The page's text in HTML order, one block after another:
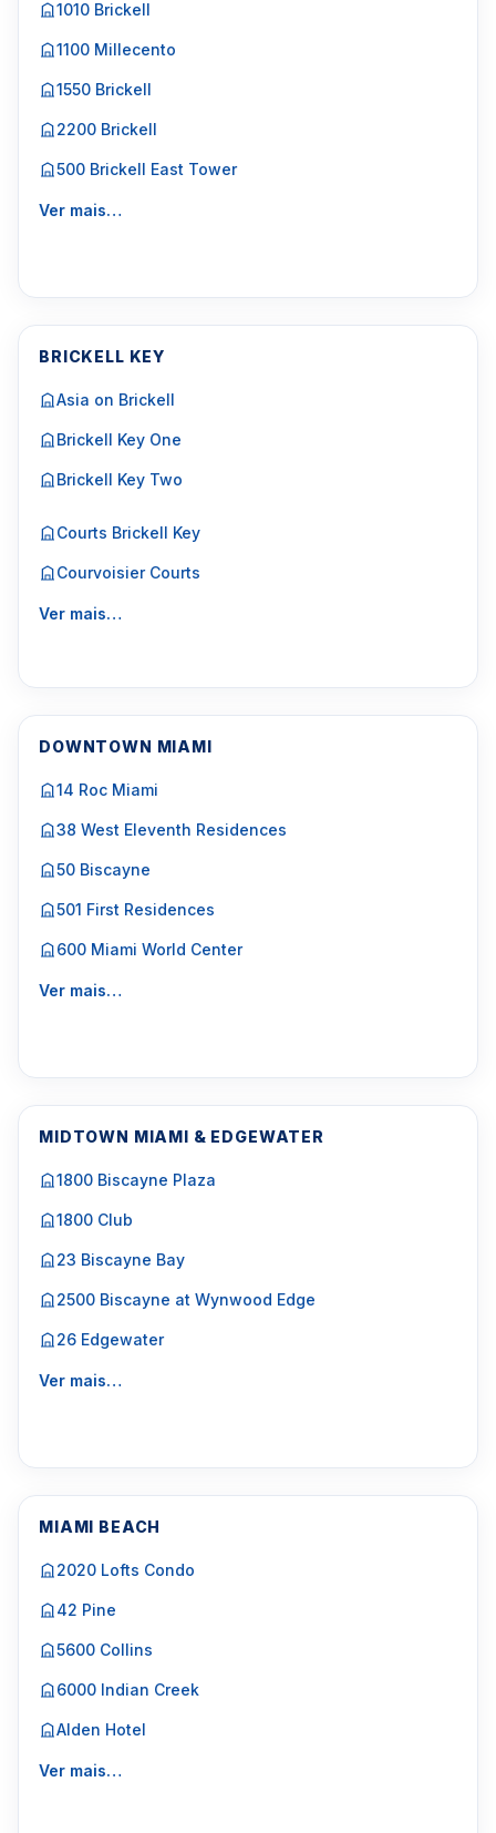
1010 Brickell
1100 Millecento
1550 Brickell
2200 Brickell
500 Brickell East Tower
Ver mais…
BRICKELL KEY
Asia on Brickell
Brickell Key One
Brickell Key Two
Courts Brickell Key
Courvoisier Courts
Ver mais…
DOWNTOWN MIAMI
14 Roc Miami
38 West Eleventh Residences
50 Biscayne
501 First Residences
600 Miami World Center
Ver mais…
MIDTOWN MIAMI & EDGEWATER
1800 Biscayne Plaza
1800 Club
23 Biscayne Bay
2500 Biscayne at Wynwood Edge
26 Edgewater
Ver mais…
MIAMI BEACH
2020 Lofts Condo
42 Pine
5600 Collins
6000 Indian Creek
Alden Hotel
Ver mais…